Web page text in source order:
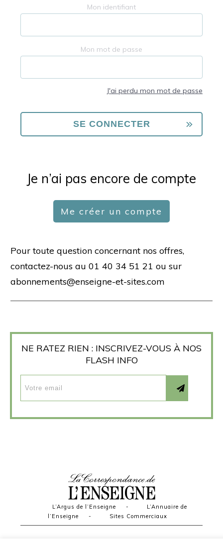
Mon identifiant
Mon mot de passe
J'ai perdu mon mot de passe
Je n’ai pas encore de compte
Me créer un compte
Pour toute question concernant nos offres,
contactez-nous au 01 40 34 51 21 ou sur
abonnements@enseigne-et-sites.com
NE RATEZ RIEN : INSCRIVEZ-VOUS À NOS
FLASH INFO
L’Argus de l’Enseigne -
L’Annuaire de
l’Enseigne
- Sites Commerciaux